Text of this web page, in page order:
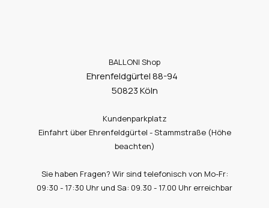
BALLONI Shop
Ehrenfeldgürtel 88-94
50823 Köln
Kundenparkplatz
Einfahrt über Ehrenfeldgürtel - Stammstraße (Höhe
beachten)
Sie haben Fragen? Wir sind telefonisch von Mo-Fr:
09:30 - 17:30 Uhr und Sa: 09.30 - 17.00 Uhr erreichbar